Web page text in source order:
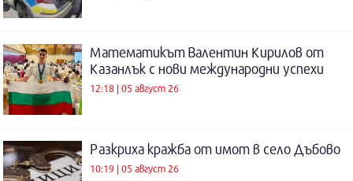
Математикът Валентин Кирилов от
Казанлък с нови международни успехи
12:18 | 05 август 26
Разкриха кражба от имот в село Дъбово
10:19 | 05 август 26